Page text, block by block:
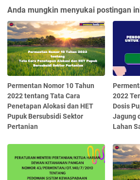
Anda mungkin menyukai postingan
Permentan Nomor 10 Tahun
2022 tentang Tata Cara
Penetapan Alokasi dan HET
Pupuk Bersubsidi Sektor
Pertanian
2022
Dosis
Jagung
Lahan